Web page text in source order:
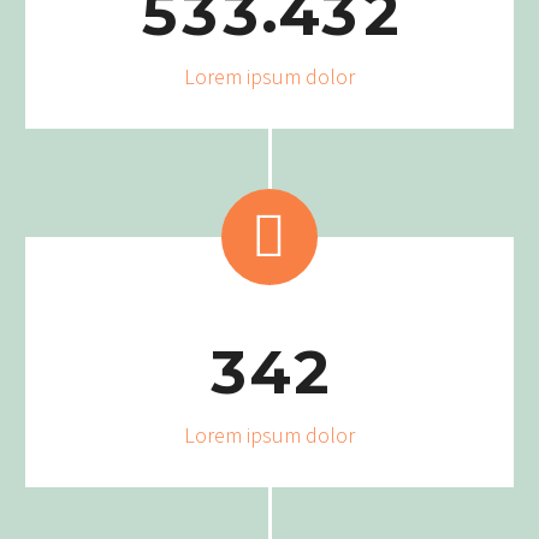
Lorem ipsum dolor


342
Lorem ipsum dolor